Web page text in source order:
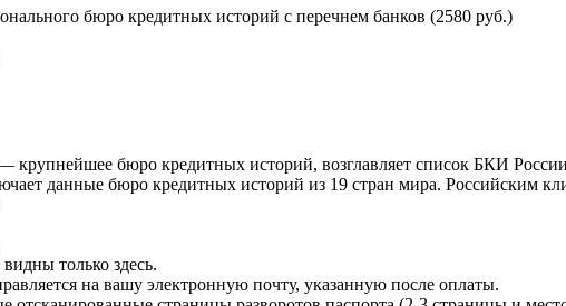
бюро кредитных историй с перечнем банков (2580 руб.)
крупнейшее бюро кредитных историй, возглавляет список БКИ
данные бюро кредитных историй из 19 стран мира. Российским
только здесь.
на вашу электронную почту, указанную после оплаты.